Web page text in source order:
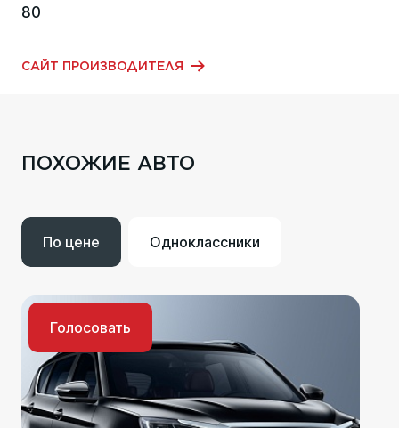
80
САЙТ ПРОИЗВОДИТЕЛЯ
ПОХОЖИЕ АВТО
По цене Одноклассники
Голосовать